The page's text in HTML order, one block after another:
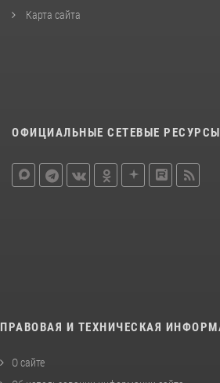
Карта сайта
ОФИЦИАЛЬНЫЕ СЕТЕВЫЕ РЕСУРСЫ
ПРАВОВАЯ И ТЕХНИЧЕСКАЯ
О сайте